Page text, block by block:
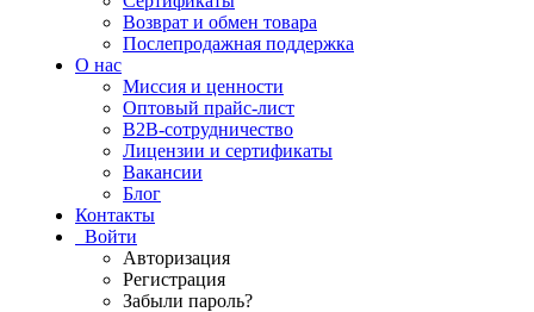
Возврат и обмен товара
Послепродажная поддержка
О нас
Миссия и ценности
Оптовый прайс-лист
В2В-сотрудничество
Лицензии и сертификаты
Вакансии
Блог
Контакты
Войти
Авторизация
Регистрация
Забыли пароль?